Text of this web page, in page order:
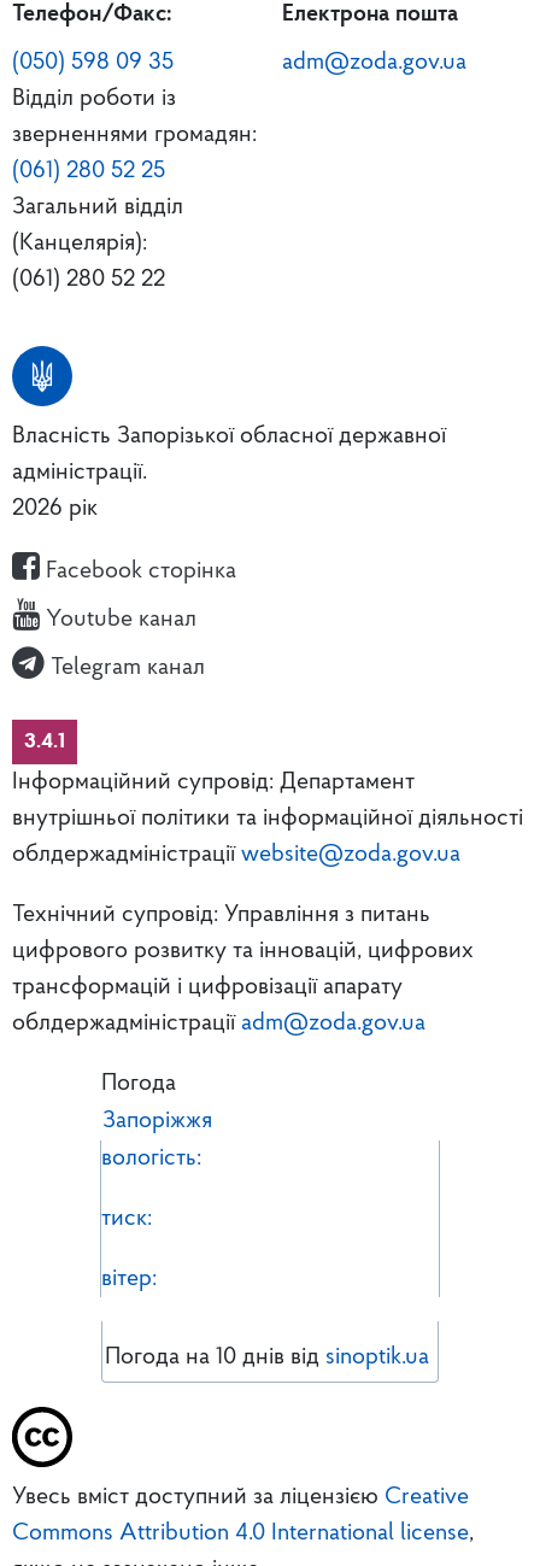
Телефон/Факс:
(050) 598 09 35
Відділ роботи із
зверненнями громадян:
(061) 280 52 25
Загальний відділ
(Канцелярія):
(061) 280 52 22
Електрона пошта
adm@zoda.gov.ua
Власність Запорізької обласної державної
адміністрації.
2026 рік
Facebook сторінка
Youtube канал
Telegram канал
3.4.1
Інформаційний супровід: Департамент
внутрішньої політики та інформаційної діяльності
облдержадміністрації website@zoda.gov.ua
Технічний супровід: Управління з питань
цифрового розвитку та інновацій, цифрових
трансформацій і цифровізації апарату
облдержадміністрації adm@zoda.gov.ua
Погода
Запоріжжя
вологість:
тиск:
вітер:
Погода на 10 днів від sinoptik.ua
Увесь вміст доступний за ліцензією Creative
Commons Attribution 4.0 International license,